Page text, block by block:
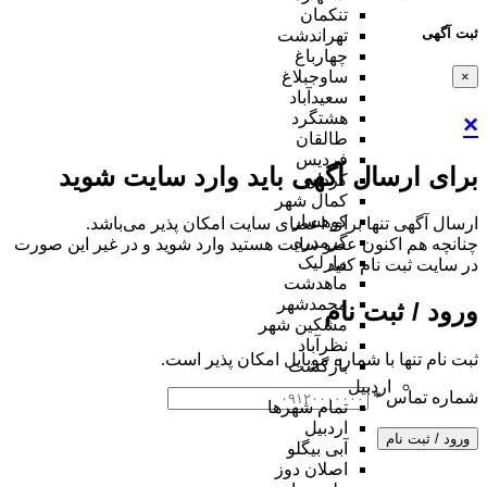
ثبت آگهی
×
×
برای ارسال آگهی باید وارد سایت شوید
ارسال آگهی تنها برای اعضای سایت امکان پذیر می‌باشد.
چنانچه هم‌ اکنون عضو سایت هستید وارد شوید و در غیر این صورت
در سایت ثبت نام کنید
ورود / ثبت نام
ثبت نام تنها با شماره موبایل امکان پذیر است.
شماره تماس*
ورود / ثبت نام
تنکمان
تهراندشت
چهارباغ
ساوجبلاغ
سعیدآباد
هشتگرد
طالقان
فردیس
کردان
کمال شهر
کوهسار
گرمدره
مارلیک
ماهدشت
محمدشهر
مشکین شهر
نظرآباد
بازگشت
اردبیل
تمام شهر‌ها
اردبیل
آبی بیگلو
اصلان دوز